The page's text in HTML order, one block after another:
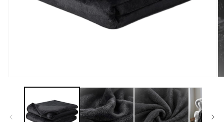
elemento
una